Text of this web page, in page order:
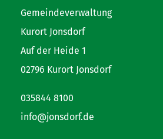
Gemeindeverwaltung
Kurort Jonsdorf
Auf der Heide 1
02796 Kurort Jonsdorf
035844 8100
info@jonsdorf.de